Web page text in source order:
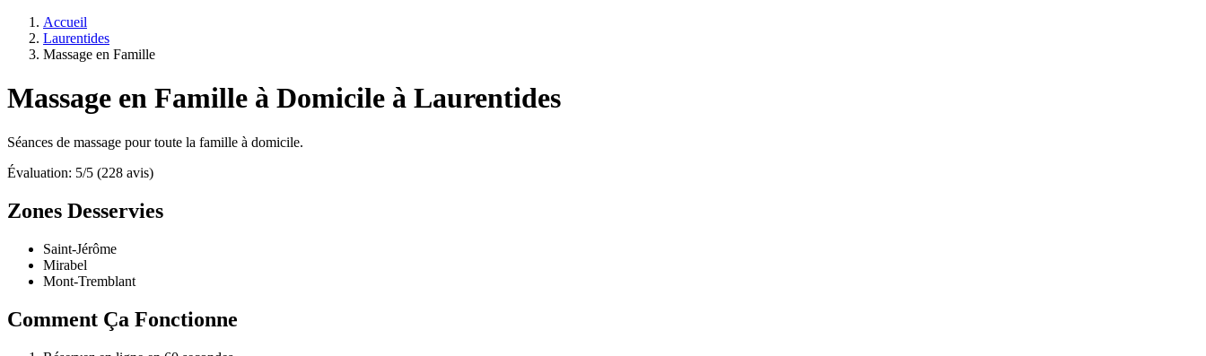
Accueil
Laurentides
Massage en Famille
Massage en Famille à Domicile à Laurentides
Séances de massage pour toute la famille à domicile.
Évaluation: 5/5 (228 avis)
Zones Desservies
Saint-Jérôme
Mirabel
Mont-Tremblant
Comment Ça Fonctionne